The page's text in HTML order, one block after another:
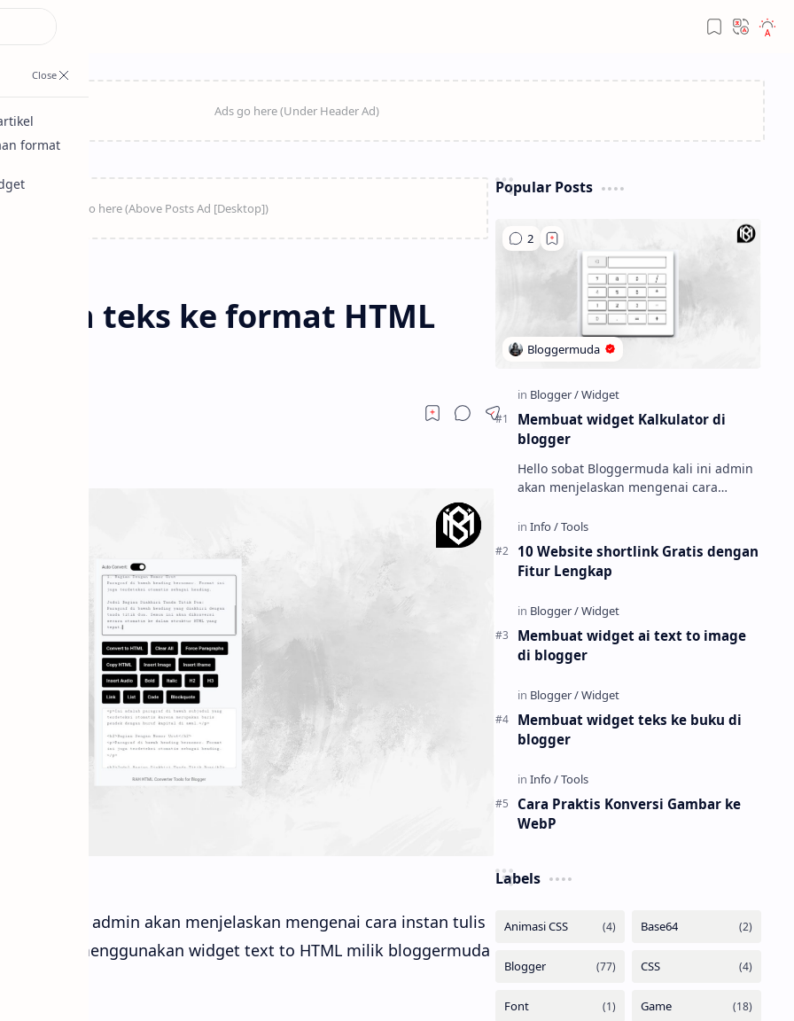
teks ke format HTML
kali ini admin akan menjelaskan mengenai cara instan tulis
HTML menggunakan widget text to HTML milik bloggermuda
format
Popular Posts
Membuat widget Kalkulator di
blogger
Hello sobat Bloggermuda kali ini admin
akan menjelaskan mengenai cara
dengan tampilan menarik dan juga
keren W…
10 Website shortlink Gratis dengan
Fitur Lengkap
Membuat widget ai text to image
di blogger
Membuat widget teks ke buku di
blogger
Cara Praktis Konversi Gambar ke
WebP
Labels